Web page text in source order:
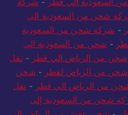
شحن من السعودية الى
- شركة شحن من السعودية
- شحن من السعودية الى
شحن من الرياض الي قطر - نقل
من الرياض لقطر - شحن
من الرياض الي قطر - نقل
شحن من السعودية إلى